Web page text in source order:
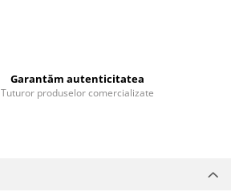
Garantăm autenticitatea
Tuturor produselor comercializate